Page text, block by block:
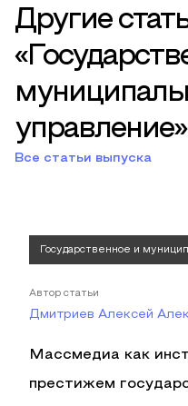
Другие
управление»
Все статьи выпуска
Государственное и
Автор статьи
Дмитриев Алексей
Массмедиа как
престижем